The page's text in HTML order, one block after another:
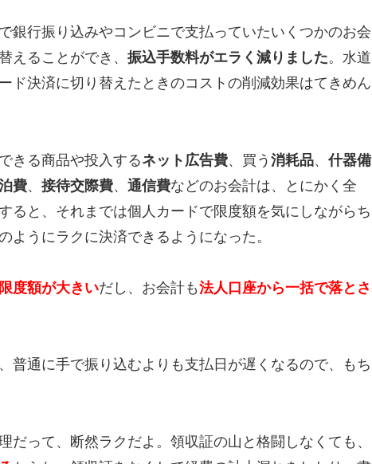
銀行振り込みやコンビニで支払っていたいくつかのお会
えることができ、 振込手数料がエラく減りました。水道
ド決済に切り替えたときのコストの削減効果はてきめん
できる商品や投入するネット広告費、買う 消耗品、什器備
費、 接待交際費、 通信費などのお会計は、とにかく全
ると、それまでは個人カードで限度額を気にしながらち
ようにラクに決済できるようになった。
限度額が大きいだし、お会計も法人口座から一括で落とさ
普通に手で振り込むよりも支払日が遅くなるので、もち
だって、断然ラクだよ。領収証の山と格闘しなくても、